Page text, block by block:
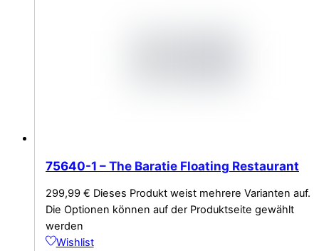
75640-1 – The Baratie Floating Restaurant
299,99 € Dieses Produkt weist mehrere Varianten auf.
Die Optionen können auf der Produktseite gewählt
werden
Wishlist